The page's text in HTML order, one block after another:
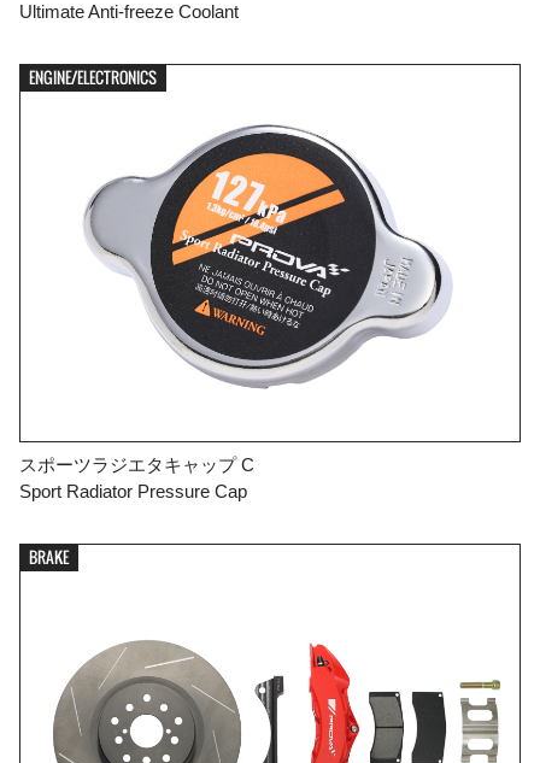
Ultimate Anti-freeze Coolant
ENGINE/ELECTRONICS
スポーツラジエタキャップ C
Sport Radiator Pressure Cap
BRAKE